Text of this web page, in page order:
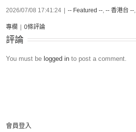
2026/07/08 17:41:24 -- Featured --, -- 香港台 --,
專欄 0條評論
評論
You must be logged in to post a comment.
會員登入